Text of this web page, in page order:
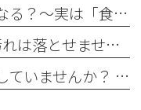
甘いものを食べるとむし歯になる？〜実は「食べる回数」がポイントです〜
歯ブラシだけでは約6割しか汚れは落とせません〜フロスや歯間ブラシが大切な理由〜
朝起きた時のお口、ネバネバしていませんか？ 〜実は細菌が増えているサインかもしれません〜